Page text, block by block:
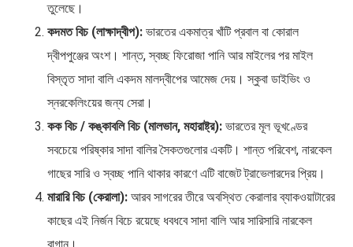
তুলেছে।
কদমত বিচ (লাক্ষাদ্বীপ): ভারতের একমাত্র খাঁটি প্রবাল বা কোরাল
দ্বীপপুঞ্জের অংশ। শান্ত, স্বচ্ছ ফিরোজা পানি আর মাইলের পর মাইল
বিস্তৃত সাদা বালি একদম মালদ্বীপের আমেজ দেয়। স্কুবা ডাইভিং ও
স্নরকেলিংয়ের জন্য সেরা।
কক বিচ / কঙ্কাবলি বিচ (মালভান, মহারাষ্ট্র): ভারতের মূল ভূখণ্ডের
সবচেয়ে পরিষ্কার সাদা বালির সৈকতগুলোর একটি। শান্ত পরিবেশ, নারকেল
গাছের সারি ও স্বচ্ছ পানি থাকার কারণে এটি বাজেট ট্রাভেলারদের প্রিয়।
মারারি বিচ (কেরালা): আরব সাগরের তীরে অবস্থিত কেরালার ব্যাকওয়াটারের
কাছের এই নির্জন বিচে রয়েছে ধবধবে সাদা বালি আর সারিসারি নারকেল